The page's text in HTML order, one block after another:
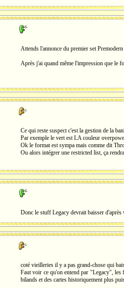
Attends l'annonce du premier set
Après j'ai quand même l'impression que le
Ce qui reste suspect c'est la gestion de la
Par exemple le vert est LA couleur
Ok le format est sympa mais comme dit
Ou alors intégrer une restricted list, ça
Donc le stuff Legacy devrait baisser d'après
coté vieilleries il y a pas grand-chose qui
Faut voir ce qu'on entend par "Legacy", les
bilands et des cartes historiquement plus